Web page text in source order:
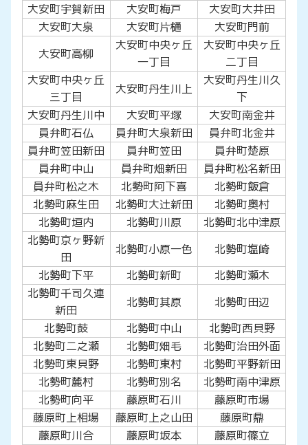
大安町宇賀新田
大安町梅戸
大安町大井田
大安町大泉
大安町片樋
大安町門前
大安町高柳
大安町中央ヶ丘
一丁目
大安町中央ヶ丘
二丁目
大安町中央ヶ丘
三丁目
大安町丹生川上
大安町丹生川久
下
大安町丹生川中
大安町平塚
大安町南金井
員弁町石仏
員弁町大泉新田
員弁町北金井
員弁町笠田新田
員弁町笠田
員弁町楚原
員弁町中山
員弁町畑新田
員弁町松名新田
員弁町松之木
北勢町阿下喜
北勢町飯倉
北勢町麻生田
北勢町大辻新田
北勢町奥村
北勢町垣内
北勢町川原
北勢町北中津原
北勢町京ヶ野新
田
北勢町小原一色
北勢町塩崎
北勢町下平
北勢町新町
北勢町瀬木
北勢町千司久連
新田
北勢町其原
北勢町田辺
北勢町鼓
北勢町中山
北勢町西貝野
北勢町二之瀬
北勢町畑毛
北勢町治田外面
北勢町東貝野
北勢町東村
北勢町平野新田
北勢町麓村
北勢町別名
北勢町南中津原
北勢町向平
藤原町石川
藤原町市場
藤原町上相場
藤原町上之山田
藤原町鼎
藤原町川合
藤原町坂本
藤原町篠立